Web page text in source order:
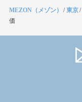
MEZON（メゾン） /東京/
価